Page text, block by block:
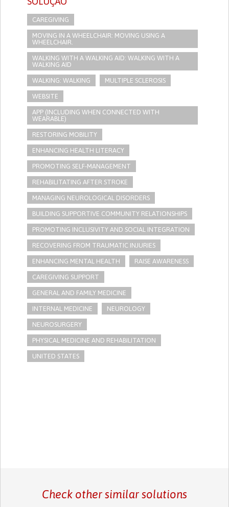
CAREGIVING
MOVING IN A WHEELCHAIR: MOVING USING A
WHEELCHAIR.
WALKING WITH A WALKING AID: WALKING WITH A
WALKING AID
WALKING: WALKING MULTIPLE SCLEROSIS
WEBSITE
APP (INCLUDING WHEN CONNECTED WITH
WEARABLE)
RESTORING MOBILITY
ENHANCING HEALTH LITERACY
PROMOTING SELF-MANAGEMENT
REHABILITATING AFTER STROKE
MANAGING NEUROLOGICAL DISORDERS
BUILDING SUPPORTIVE COMMUNITY RELATIONSHIPS
PROMOTING INCLUSIVITY AND SOCIAL INTEGRATION
RECOVERING FROM TRAUMATIC INJURIES
ENHANCING MENTAL HEALTH RAISE AWARENESS
CAREGIVING SUPPORT
GENERAL AND FAMILY MEDICINE
INTERNAL MEDICINE NEUROLOGY
NEUROSURGERY
PHYSICAL MEDICINE AND REHABILITATION
UNITED STATES
Check other similar solutions